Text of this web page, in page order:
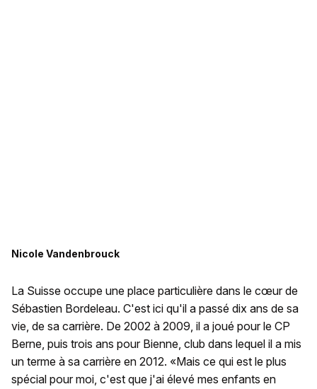
Nicole Vandenbrouck
La Suisse occupe une place particulière dans le cœur de
Sébastien Bordeleau. C'est ici qu'il a passé dix ans de sa
vie, de sa carrière. De 2002 à 2009, il a joué pour le CP
Berne, puis trois ans pour Bienne, club dans lequel il a mis
un terme à sa carrière en 2012. «Mais ce qui est le plus
spécial pour moi, c'est que j'ai élevé mes enfants en